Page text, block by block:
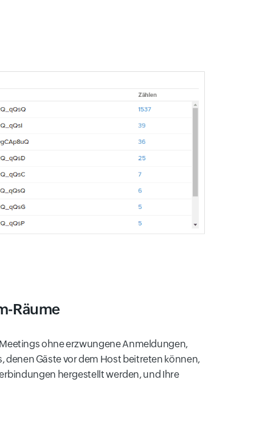
Räume
ohne erzwungene Anmeldungen,
Gäste vor dem Host beitreten können,
hergestellt werden, und Ihre